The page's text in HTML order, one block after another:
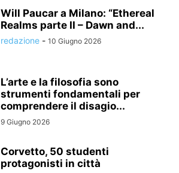
Will Paucar a Milano: “Ethereal
Realms parte II – Dawn and...
redazione - 10 Giugno 2026
L’arte e la filosofia sono
strumenti fondamentali per
comprendere il disagio...
9 Giugno 2026
Corvetto, 50 studenti
protagonisti in città